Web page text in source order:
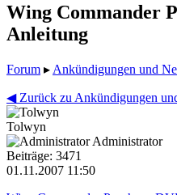
Wing Commander
Anleitung
Forum ▸ Ankündigungen und
◀ Zurück zu Ankündigungen
Tolwyn
Administrator
Beiträge: 3471
01.11.2007 11:50